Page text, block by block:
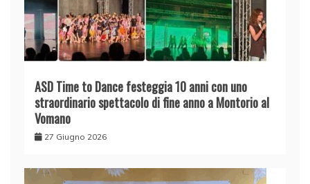
ASD Time to Dance festeggia 10 anni con uno
straordinario spettacolo di fine anno a Montorio al
Vomano
27 Giugno 2026